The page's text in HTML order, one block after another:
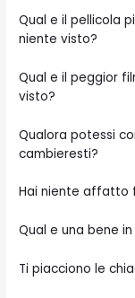
Qual e il pellicola
niente visto?
Qual e il peggior
visto?
Qualora potessi
cambieresti?
Hai niente affatto
Qual e una bene
Ti piacciono le